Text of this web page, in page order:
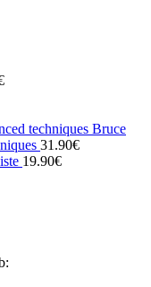
Bruce
31.90€
19.90€